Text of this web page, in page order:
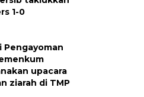
1-0
Pengayoman
upacara
ziarah di TMP